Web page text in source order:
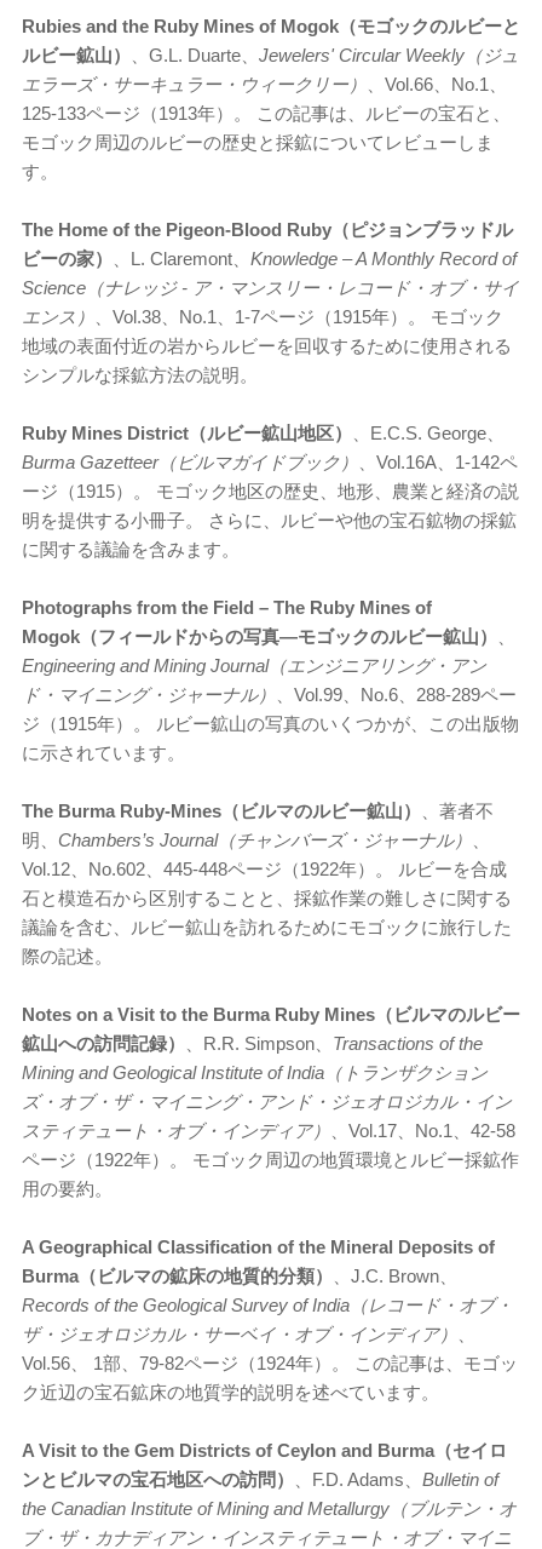
Rubies and the Ruby Mines of Mogok（モゴックのルビーと
ルビー鉱山）
、G.L. Duarte、 Jewelers' Circular Weekly（ジュ
エラーズ・サーキュラー・ウィークリー）
、Vol.66、No.1、
125-133ページ（1913年）。 この記事は、ルビーの宝石と、
モゴック周辺のルビーの歴史と採鉱についてレビューしま
す。
The Home of the Pigeon-Blood Ruby（ピジョンブラッドル
ビーの家）
、L. Claremont、 Knowledge – A Monthly Record of
Science（ナレッジ - ア・マンスリー・レコード・オブ・サイ
エンス）
、Vol.38、No.1、1-7ページ（1915年）。 モゴック
地域の表面付近の岩からルビーを回収するために使用される
シンプルな採鉱方法の説明。
Ruby Mines District（ルビー鉱山地区）
、E.C.S. George、
Burma Gazetteer（ビルマガイドブック）
、Vol.16A、1-142ペ
ージ（1915）。 モゴック地区の歴史、地形、農業と経済の説
明を提供する小冊子。 さらに、ルビーや他の宝石鉱物の採鉱
に関する議論を含みます。
Photographs from the Field – The Ruby Mines of
Mogok（フィールドからの写真―モゴックのルビー鉱山）
Engineering and Mining Journal（エンジニアリング・アン
ド・マイニング・ジャーナル）
、Vol.99、No.6、288-289ペー
ジ（1915年）。 ルビー鉱山の写真のいくつかが、この出版物
に示されています。
The Burma Ruby-Mines（ビルマのルビー鉱山）
、著者不
明、 Chambers’s Journal（チャンバーズ・ジャーナル）
Vol.12、No.602、445-448ページ（1922年）。 ルビーを合成
石と模造石から区別することと、採鉱作業の難しさに関する
議論を含む、ルビー鉱山を訪れるためにモゴックに旅行した
際の記述。
Notes on a Visit to the Burma Ruby Mines（ビルマのルビー
鉱山への訪問記録）
、R.R. Simpson、 Transactions of the
Mining and Geological Institute of India（トランザクション
ズ・オブ・ザ・マイニング・アンド・ジェオロジカル・イン
スティテュート・オブ・インディア）
、Vol.17、No.1、42-58
ページ（1922年）。 モゴック周辺の地質環境とルビー採鉱作
用の要約。
A Geographical Classification of the Mineral Deposits of
Burma（ビルマの鉱床の地質的分類）
、J.C. Brown、
Records of the Geological Survey of India（レコード・オブ・
ザ・ジェオロジカル・サーベイ・オブ・インディア）
Vol.56、 1部、79-82ページ（1924年）。 この記事は、モゴッ
ク近辺の宝石鉱床の地質学的説明を述べています。
A Visit to the Gem Districts of Ceylon and Burma（セイロ
ンとビルマの宝石地区への訪問）
、F.D. Adams、 Bulletin of
the Canadian Institute of Mining and Metallurgy（ブルテン・オ
ブ・ザ・カナディアン・インスティテュート・オブ・マイニ